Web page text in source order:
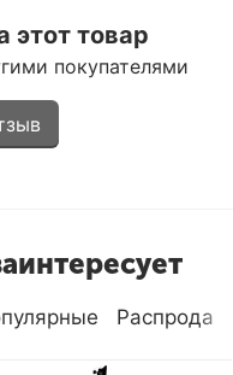
этот товар
покупателями